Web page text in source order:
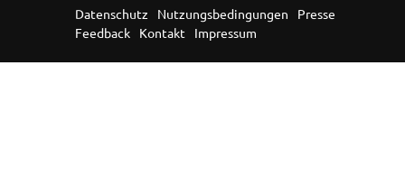
Datenschutz Nutzungsbedingungen
Presse
Feedback
Kontakt Impressum